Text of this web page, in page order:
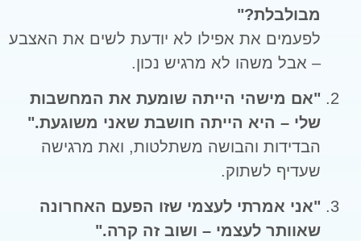
מבולבלת?"
לפעמים את אפילו לא יודעת לשים את האצבע
– אבל משהו לא מרגיש נכון.
"אם מישהי הייתה שומעת את המחשבות
שלי – היא הייתה חושבת שאני משוגעת."
הבדידות והבושה משתלטות, ואת מרגישה
שעדיף לשתוק.
"אני אמרתי לעצמי שזו הפעם האחרונה
שאוותר לעצמי – ושוב זה קרה."